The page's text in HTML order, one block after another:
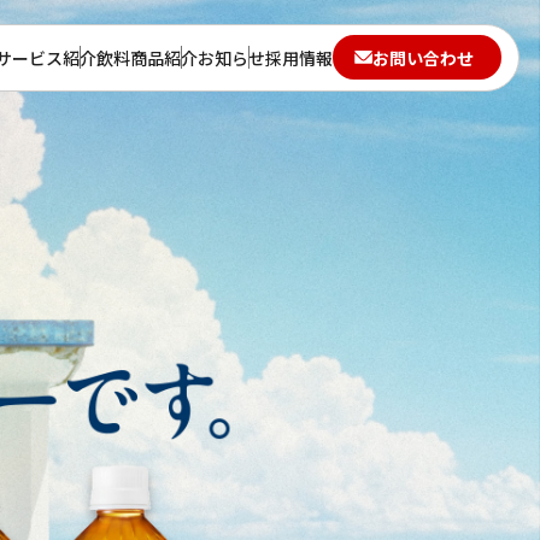
ービス紹介飲料商品紹介お知らせ採用情報 お問い合わせ